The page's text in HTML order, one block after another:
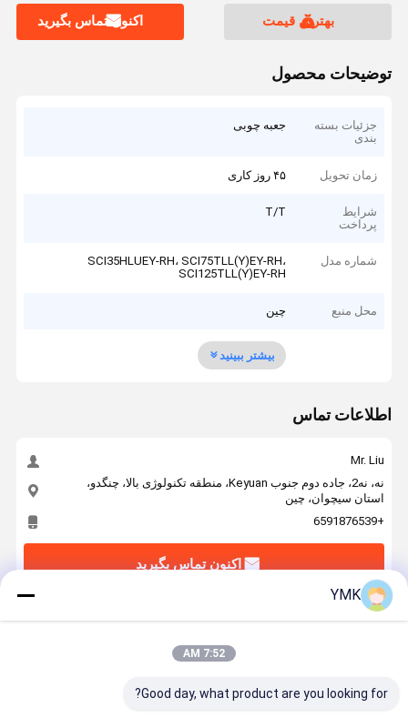
بهترین قیمت اکنون تماس بگیرید
توضیحات محصول
جزئیات بسته
بندی
جعبه چوبی
زمان تحویل ۴۵ روز کاری
شرایط
پرداخت
T/T
شماره مدل
SCI35HLUEY-RH، SCI75TLL(Y)EY-RH،
SCI125TLL(Y)EY-RH
محل منبع چین
بیشتر ببینید
اطلاعات تماس
Mr. Liu
نه، نه2، جاده دوم جنوب Keyuan، منطقه تکنولوژی بالا، چنگدو،
استان سیچوان، چین
+6591876539
اکنون تماس بگیرید
YMK
7:52 AM
Good day, what product are you looking for?